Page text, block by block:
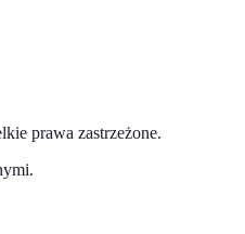
prawa zastrzeżone.